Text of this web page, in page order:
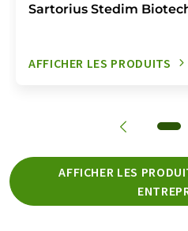
Sartorius Stedim
AFFICHER LES PRODUITS
AFFICHER LES